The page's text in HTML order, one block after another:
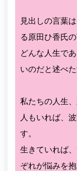
見出しの言葉
る原田ひ香氏の
どんな人生で
いのだと述べ
私たちの人生
人もいれば、
す。
生きていれば
ぞれが悩みを